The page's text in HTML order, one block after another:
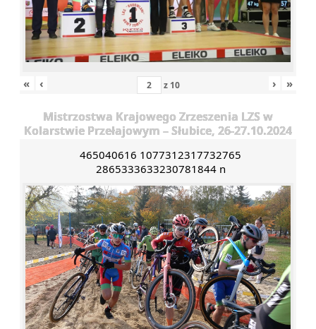
« ‹ z 10 › »
Mistrzostwa Krajowego Zrzeszenia LZS w
Kolarstwie Przełajowym – Słubice, 26-27.10.2024
465040616 1077312317732765
2865333633230781844 n